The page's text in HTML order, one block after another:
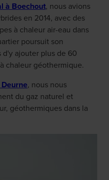
à Boechout, nous avions
en 2014, avec des
à chaleur air-eau dans
poursuit son
d'y ajouter plus de 60
chaleur géothermique.
, nous nous
du gaz naturel et
géothermiques dans la